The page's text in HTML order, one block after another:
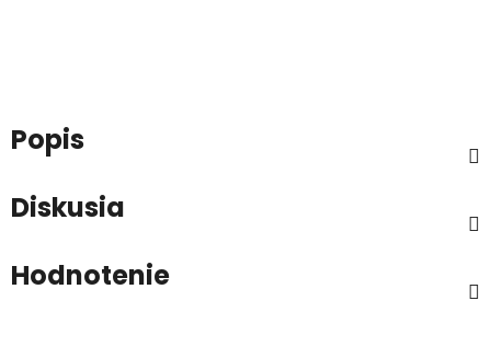
Popis
Diskusia
Hodnotenie